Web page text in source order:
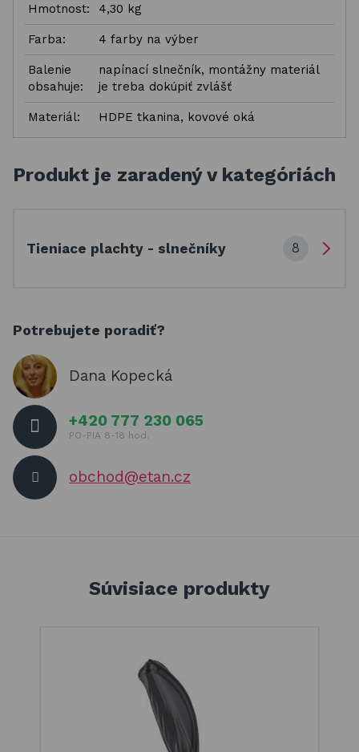
Hmotnost: 4,30 kg
Farba: 4 farby na výber
Balenie
obsahuje:
napínací slnečník, montážny materiál
je treba dokúpiť zvlášť
Materiál: HDPE tkanina, kovové oká
Produkt je zaradený v kategóriách
Tieniace plachty - slnečníky 8
Potrebujete poradiť?
Dana Kopecká
+420 777 230 065
PO-PIA 8-18 hod.
obchod@etan.cz
Súvisiace produkty